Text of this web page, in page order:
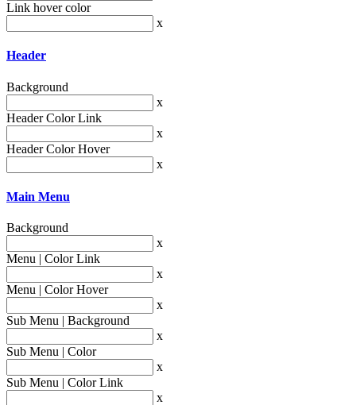
Link hover color
x
Header
Background
x
Header Color Link
x
Header Color Hover
x
Main Menu
Background
x
Menu | Color Link
x
Menu | Color Hover
x
Sub Menu | Background
x
Sub Menu | Color
x
Sub Menu | Color Link
x